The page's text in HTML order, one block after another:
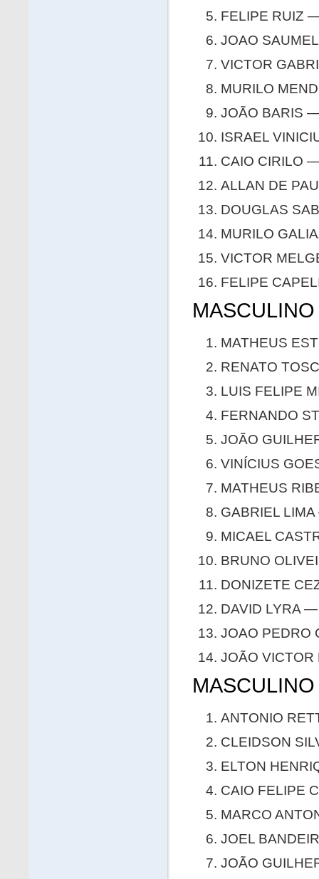
FELIPE RUIZ
JOAO
VICTOR
MURILO
JOÃO BARIS
ISRAEL
CAIO CIRILO
ALLAN DE
DOUGLAS
MURILO
VICTOR
FELIPE
MATHEUS
RENATO
LUIS FELIPE
FERNANDO
JOÃO
VINÍCIUS
MATHEUS
GABRIEL
MICAEL
BRUNO
DONIZETE
DAVID LYRA
JOAO PEDRO
JOÃO
ANTONIO
CLEIDSON
ELTON
CAIO FELIPE
MARCO
JOEL
JOÃO